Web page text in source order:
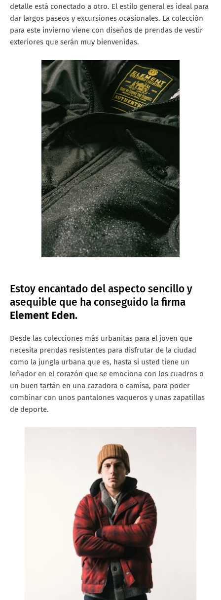
detalle está conectado a otro. El estilo general es ideal para
dar largos paseos y excursiones ocasionales. La colección
para este invierno viene con diseños de prendas de vestir
exteriores que serán muy bienvenidas.
Estoy encantado del aspecto sencillo y
asequible que ha conseguido la firma
Element Eden.
Desde las colecciones más urbanitas para el joven que
necesita prendas resistentes para disfrutar de la ciudad
como la jungla urbana que es, hasta si usted tiene un
leñador en el corazón que se emociona con los cuadros o
un buen tartán en una cazadora o camisa, para poder
combinar con unos pantalones vaqueros y unas zapatillas
de deporte.